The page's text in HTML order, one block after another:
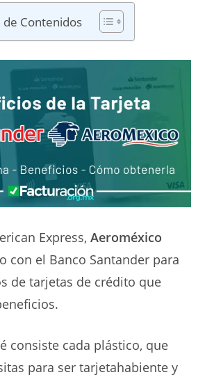
de Contenidos
Express, Aeroméxico
con el Banco Santander para
de tarjetas de crédito que
consiste cada plástico, que
para ser tarjetahabiente y